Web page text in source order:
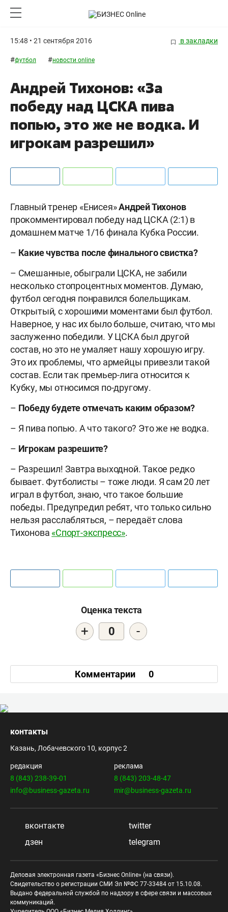
15:48 • 21 сентября 2016 в закладки
#футбол #новости online
Андрей Тихонов: «За
победу над ЦСКА пива
попью, это же не водка. И
игрокам разрешил»
Главный тренер «Енисея»АндрейТихонов
прокомментировал победу над ЦСКА (2:1) в
домашнем матче 1/16 финала Кубка России.
– Какие чувства после финального свистка?
– Смешанные, обыграли ЦСКА, не забили
несколько стопроцентных моментов. Думаю,
футбол сегодня понравился болельщикам.
Открытый, с хорошими моментами был футбол.
Наверное, у нас их было больше, считаю, что мы
заслуженно победили. У ЦСКА был другой
состав, но это не умаляет нашу хорошую игру.
Это их проблемы, что армейцы привезли такой
состав. Если так премьер-лига относится к
Кубку, мы относимся по-другому.
– Победу будете отмечать каким образом?
– Я пива попью. А что такого? Это же не водка.
– Игрокам разрешите?
– Разрешил! Завтра выходной. Такое редко
бывает. Футболисты – тоже люди. Я сам 20 лет
играл в футбол, знаю, что такое большие
победы. Предупредил ребят, что только сильно
нельзя расслабляться, – передаёт слова
Тихонова «Спорт-экспресс».
Оценка текста
+ 0 -
Комментарии 0
контакты
Казань, Лобачевского 10, корпус 2
редакция
8 (843) 238-39-01
info@business-gazeta.ru
реклама
8 (843) 203-48-47
mir@business-gazeta.ru
вконтакте
twitter
дзен
telegram
Деловая электронная газета «Бизнес Online» (на связи).
Свидетельство о регистрации СМИ Эл №ФС 77-33484 от 15.10.08.
Выдано федеральной службой по надзору в сфере связи и массовых
коммуникаций.